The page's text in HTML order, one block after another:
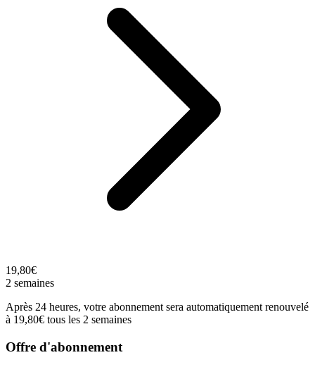
19,80€
2 semaines
Après 24 heures, votre abonnement sera automatiquement renouvelé
à 19,80€ tous les 2 semaines
Offre d'abonnement